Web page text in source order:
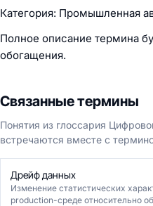
Категория: Промышленная
Полное описание термина
обогащения.
Связанные термины
Понятия из глоссария
встречаются вместе с
Дрейф данных
Изменение статистических
production-среде относительно